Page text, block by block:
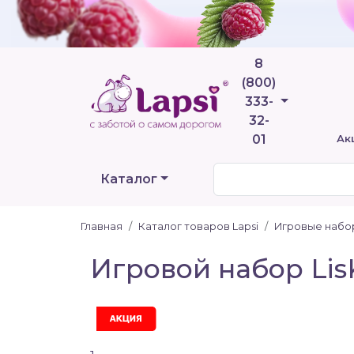
8
(800)
333-
32-
01
Телефоны
Каталог
Главная Каталог товаров Lapsi Игровые
Игровой набор